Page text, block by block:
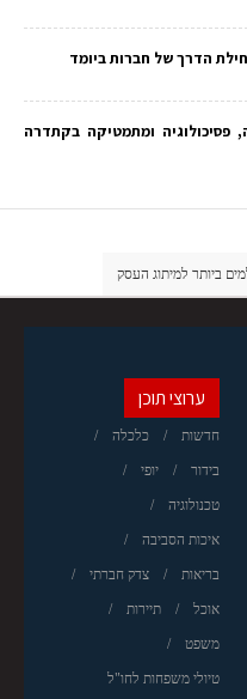
פסיכולוגיה ומתמטיקה בקתדרה
ביותר למיתוג העסק
ערוצי תוכן
חדשות כלכלה
בידור יופי
טכנולוגיה
איכות הסביבה
בריאות צדק חברתי
אוכל תיירות
משפט
טיולי משפחות לחו"ל